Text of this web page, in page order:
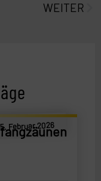
WEITER
Februar 2026